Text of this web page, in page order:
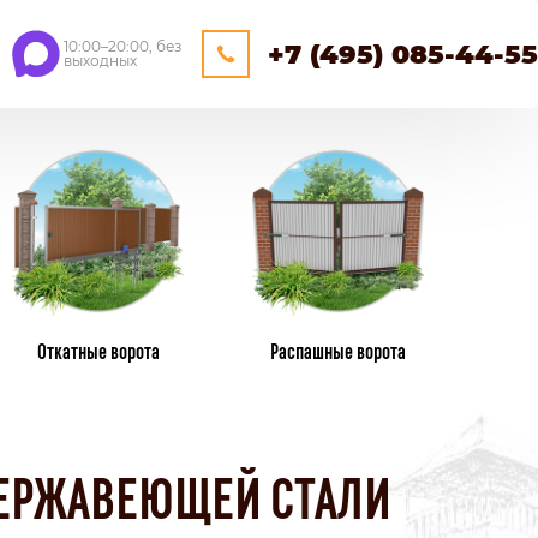
ПЛЕТЕНЫЕ
КАМЕНННЫЕ ЗАБОРЫ
10:00–20:00, без
выходных
+7 (495) 085-44-55
Откатные ворота Распашные ворота
СТАЛИ